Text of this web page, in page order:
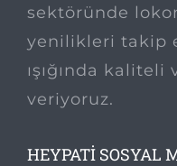
sektöründe
yenilikleri takip
ışığında
veriyoruz.
HEYPATI SOSYAL